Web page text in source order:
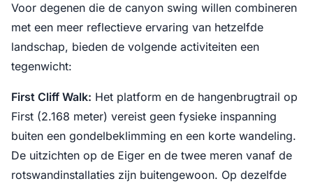
Voor degenen die de canyon swing willen combineren
met een meer reflectieve ervaring van hetzelfde
landschap, bieden de volgende activiteiten een
tegenwicht:
First Cliff Walk: Het platform en de hangenbrugtrail op
First (2.168 meter) vereist geen fysieke inspanning
buiten een gondelbeklimming en een korte wandeling.
De uitzichten op de Eiger en de twee meren vanaf de
rotswandinstallaties zijn buitengewoon. Op dezelfde